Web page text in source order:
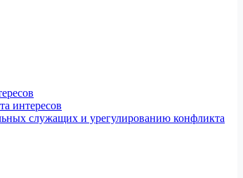
интересов
служащих и урегулированию конфликта